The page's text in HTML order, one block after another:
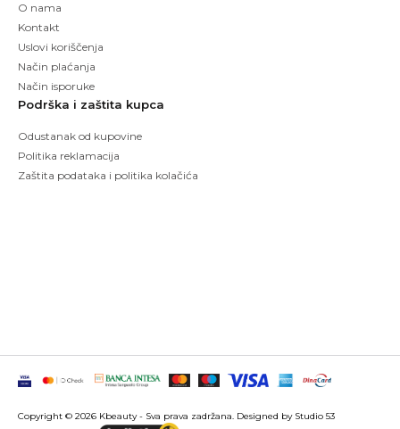
O nama
Kontakt
Uslovi koriščenja
Način plaćanja
Način isporuke
Podrška i zaštita kupca
Odustanak od kupovine
Politika reklamacija
Zaštita podataka i politika kolačića
Copyright © 2026 Kbeauty - Sva prava zadržana. Designed by Studio 53